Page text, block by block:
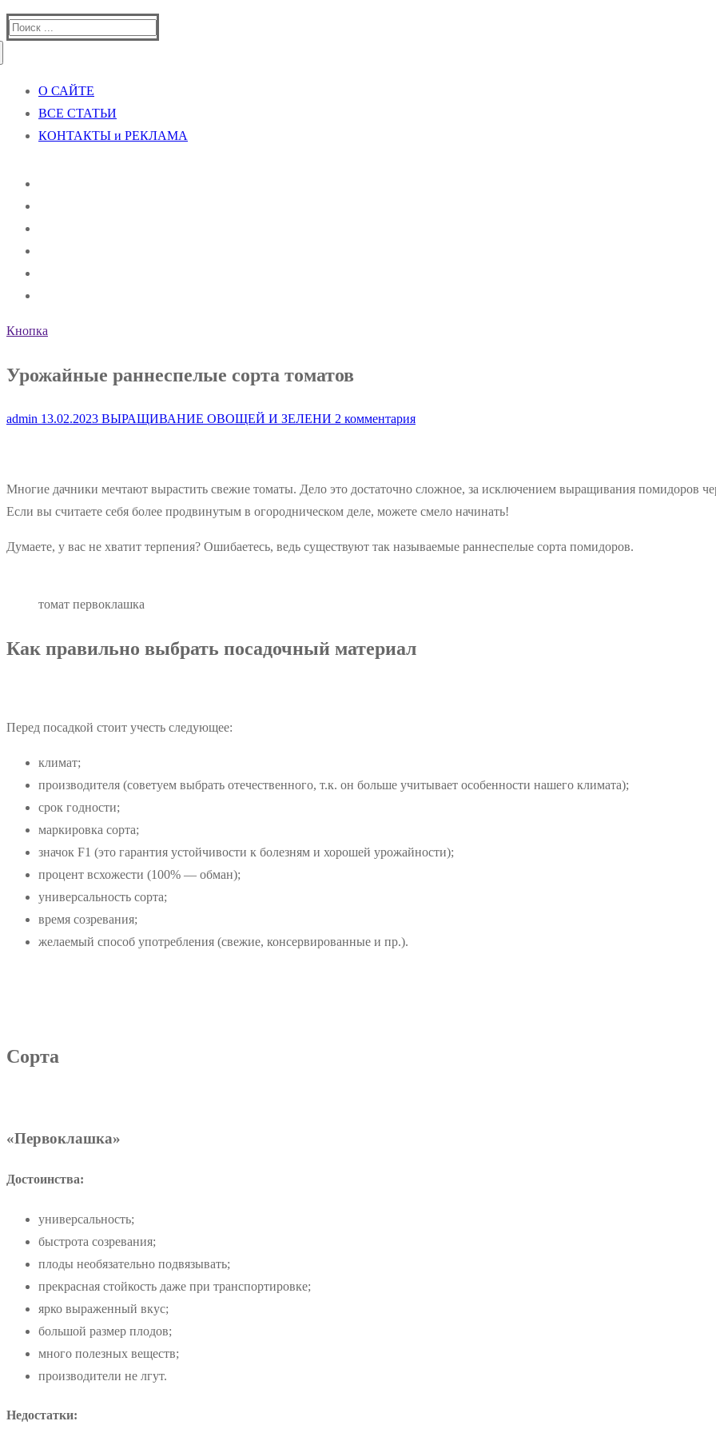
Найти:
О САЙТЕ
ВСЕ СТАТЬИ
КОНТАКТЫ и РЕКЛАМА
Кнопка
Урожайные раннеспелые сорта томатов
admin 13.02.2023 ВЫРАЩИВАНИЕ ОВОЩЕЙ И ЗЕЛЕНИ 2 комментария
Многие дачники мечтают вырастить свежие томаты. Дело это достаточно сложное, за исключением выращивания помидоров
Если вы считаете себя более продвинутым в огородническом деле, можете смело начинать!
Думаете, у вас не хватит терпения? Ошибаетесь, ведь существуют так называемые раннеспелые сорта помидоров.
томат первоклашка
Как правильно выбрать посадочный материал
Перед посадкой стоит учесть следующее:
климат;
производителя (советуем выбрать отечественного, т.к. он больше учитывает особенности нашего климата);
срок годности;
маркировка сорта;
значок F1 (это гарантия устойчивости к болезням и хорошей урожайности);
процент всхожести (100% — обман);
универсальность сорта;
время созревания;
желаемый способ употребления (свежие, консервированные и пр.).
Сорта
«Первоклашка»
Достоинства:
универсальность;
быстрота созревания;
плоды необязательно подвязывать;
прекрасная стойкость даже при транспортировке;
ярко выраженный вкус;
большой размер плодов;
много полезных веществ;
производители не лгут.
Недостатки: